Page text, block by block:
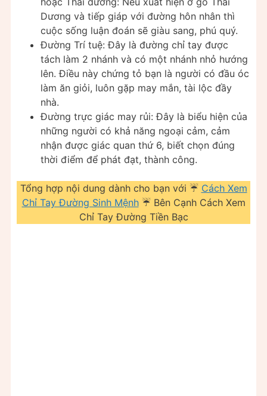
Dương và tiếp giáp với đường hôn nhân thì
cuộc sống luận đoán sẽ giàu sang, phú quý.
Đường Trí tuệ: Đây là đường chỉ tay được
tách làm 2 nhánh và có một nhánh nhỏ hướng
lên. Điều này chứng tỏ bạn là người có đầu óc
làm ăn giỏi, luôn gặp may mắn, tài lộc đầy
nhà.
Đường trực giác may rủi: Đây là biểu hiện của
những người có khả năng ngoại cảm, cảm
nhận được giác quan thứ 6, biết chọn đúng
thời điểm để phát đạt, thành công.
Tổng hợp nội dung dành cho bạn với ☔ Cách Xem
Chỉ Tay Đường Sinh Mệnh☔ Bên Cạnh Cách Xem
Chỉ Tay Đường Tiền Bạc